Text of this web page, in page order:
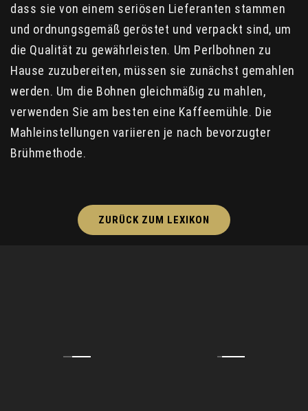
dass sie von einem seriösen Lieferanten stammen
und ordnungsgemäß geröstet und verpackt sind, um
die Qualität zu gewährleisten. Um Perlbohnen zu
Hause zuzubereiten, müssen sie zunächst gemahlen
werden. Um die Bohnen gleichmäßig zu mahlen,
verwenden Sie am besten eine Kaffeemühle. Die
Mahleinstellungen variieren je nach bevorzugter
Brühmethode.
ZURÜCK ZUM LEXIKON